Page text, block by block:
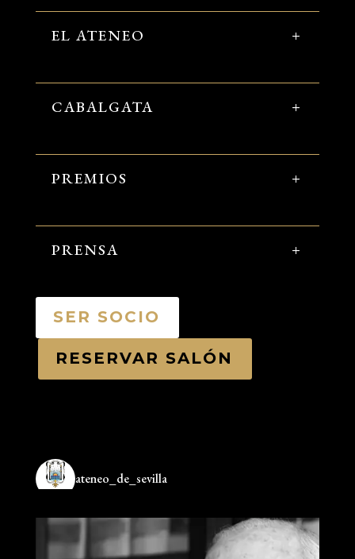
EL ATENEO
CABALGATA
PREMIOS
PRENSA
SER SOCIO
RESERVAR SALÓN
ateneo_de_sevilla